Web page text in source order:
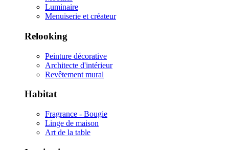
Luminaire
Menuiserie et créateur
Relooking
Peinture décorative
Architecte d'intérieur
Revêtement mural
Habitat
Fragrance - Bougie
Linge de maison
Art de la table